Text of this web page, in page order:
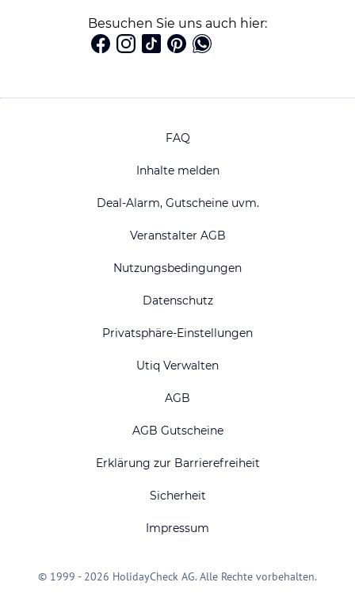
Besuchen Sie uns auch hier:
FAQ
Inhalte melden
Deal-Alarm, Gutscheine uvm.
Veranstalter AGB
Nutzungsbedingungen
Datenschutz
Privatsphäre-Einstellungen
Utiq Verwalten
AGB
AGB Gutscheine
Erklärung zur Barrierefreiheit
Sicherheit
Impressum
© 1999 - 2026 HolidayCheck AG. Alle Rechte vorbehalten.